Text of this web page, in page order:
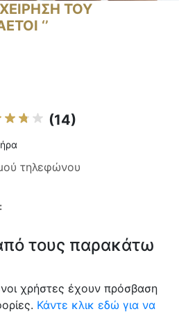
ΤΟΥ
‘’
(14)
τηλεφώνου
τους παρακάτω
χρήστες έχουν πρόσβαση
Κάντε κλικ εδώ για να